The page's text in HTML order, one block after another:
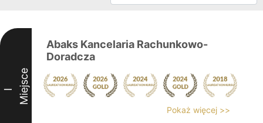
I Miejsce
Abaks Kancelaria Rachunkowo-
Doradcza
Pokaż więcej >>